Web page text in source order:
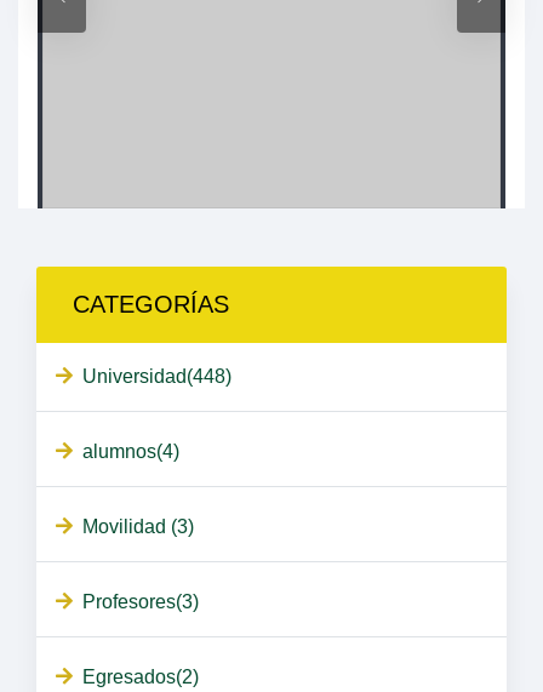
CATEGORÍAS
Universidad(448)
alumnos(4)
Movilidad (3)
Profesores(3)
Egresados(2)